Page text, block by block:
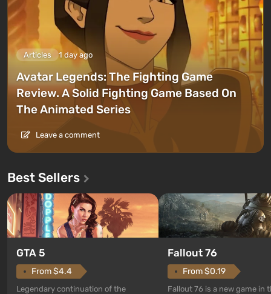
Articles 1 day ago
Avatar Legends: The Fighting Game
Review. A Solid Fighting Game Based On
The Animated Series
Leave a comment
Best Sellers
GTA 5
From $4.4
Legendary continuation of the
Fallout 76
From $0.19
Fallout 76 is a new game in